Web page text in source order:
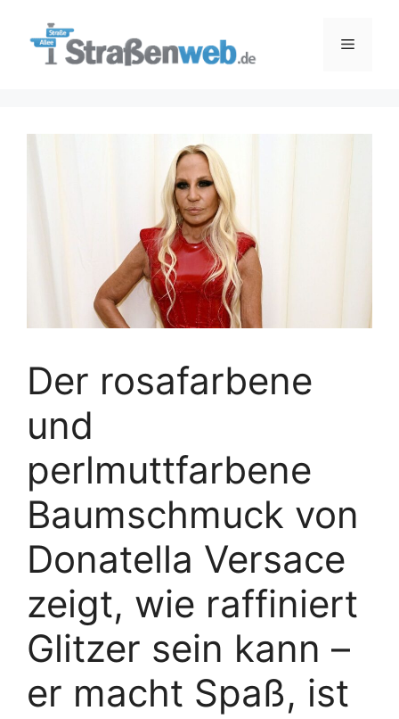
Menü
Der rosafarbene
und
perlmuttfarbene
Baumschmuck von
Donatella Versace
zeigt, wie raffiniert
Glitzer sein kann –
er macht Spaß, ist